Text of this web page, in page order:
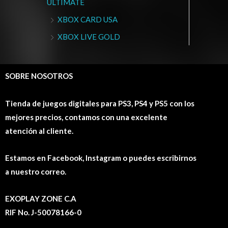
ULTIMATE
XBOX CARD USA
XBOX LIVE GOLD
SOBRE NOSOTROS
Tienda de juegos digitales para PS3, PS4 y PS5 con los
mejores precios, contamos con una excelente
atención al cliente.
Estamos en Facebook, Instagram o puedes escribirnos
a nuestro correo.
EXOPLAY ZONE C.A
RIF No. J-50078166-0